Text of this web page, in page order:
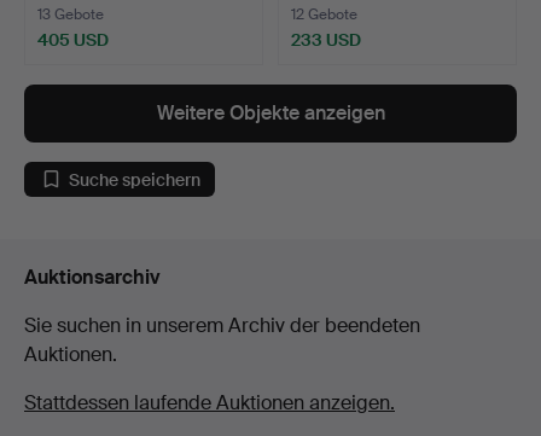
13 Gebote
405 USD
Objekt
12 Gebote
233 USD
Weitere Objekte anzeigen
Suche speichern
Auktionsarchiv
Sie suchen in unserem Archiv der beendeten
Auktionen.
Stattdessen laufende Auktionen anzeigen.